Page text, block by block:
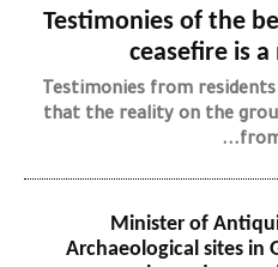
Testimonies of the
ceasefire is
Testimonies from
that the reality on the
from
Minister of
Archaeological sites in